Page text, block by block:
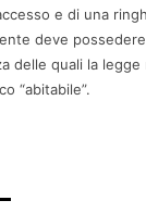
e di una
deve
delle quali la
“abitabile”.